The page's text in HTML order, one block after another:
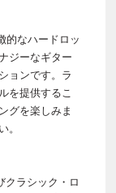
的なハードロッ
ジーなギター
ョンです。ラ
を提供するこ
グを楽しみま
。
クラシック・ロ